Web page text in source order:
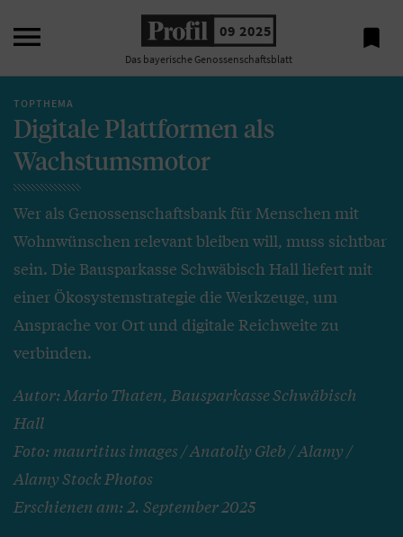
 09 2025
Das bayerische Genossenschaftsblatt

TOPTHEMA
Digitale Plattformen als
Wachstumsmotor
Wer als Genossenschaftsbank für Menschen mit
Wohnwünschen relevant bleiben will, muss sichtbar
sein. Die Bausparkasse Schwäbisch Hall liefert mit
einer Ökosystemstrategie die Werkzeuge, um
Ansprache vor Ort und digitale Reichweite zu
verbinden.
Autor: Mario Thaten, Bausparkasse Schwäbisch
Hall
Foto: mauritius images / Anatoliy Gleb / Alamy /
Alamy Stock Photos
Erschienen am: 2. September 2025